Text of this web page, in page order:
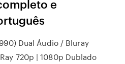
e
Dual Áudio / Bluray
720p | 1080p Dublado